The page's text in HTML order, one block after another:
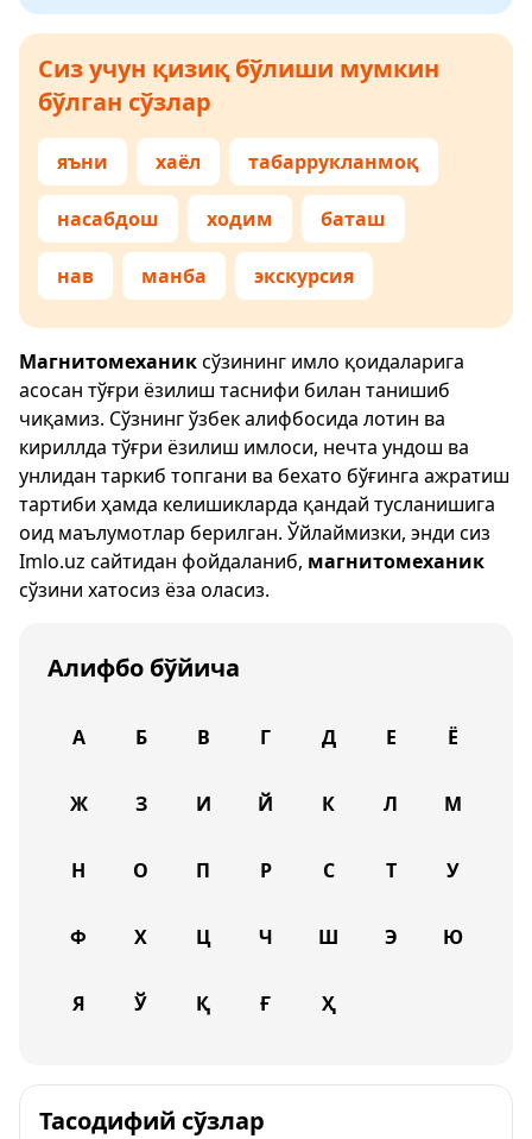
Сиз учун қизиқ бўлиши мумкин
бўлган сўзлар
яъни хаёл табаррукланмоқ
насабдош ходим баташ
нав манба экскурсия
Магнитомеханиксўзининг имло қоидаларига
асосан тўғри ёзилиш таснифи билан танишиб
чиқамиз. Сўзнинг ўзбек алифбосида лотин ва
кириллда тўғри ёзилиш имлоси, нечта ундош ва
унлидан таркиб топгани ва бехато бўғинга ажратиш
тартиби ҳамда келишикларда қандай тусланишига
оид маълумотлар берилган. Ўйлаймизки, энди сиз
Imlo.uz сайтидан фойдаланиб, магнитомеханик
сўзини хатосиз ёза оласиз.
Алифбо бўйича
А Б В Г Д Е Ё
Ж З И Й К Л М
Н О П Р С Т У
Ф Х Ц Ч Ш Э Ю
Я Ў Қ Ғ Ҳ
Тасодифий сўзлар